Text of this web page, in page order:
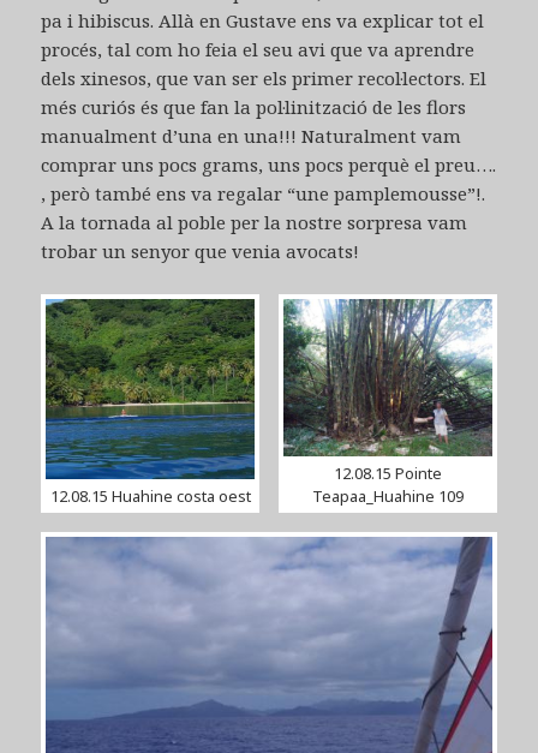
pa i hibiscus. Allà en Gustave ens va explicar tot el
procés, tal com ho feia el seu avi que va aprendre
dels xinesos, que van ser els primer recol·lectors. El
més curiós és que fan la pol·linització de les flors
manualment d’una en una!!! Naturalment vam
comprar uns pocs grams, uns pocs perquè el preu….
, però també ens va regalar “une pamplemousse”!.
A la tornada al poble per la nostre sorpresa vam
trobar un senyor que venia avocats!
12.08.15 Huahine costa oest
12.08.15 Pointe
Teapaa_Huahine 109